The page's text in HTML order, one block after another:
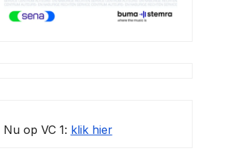
Nu op VC 1: klik hier